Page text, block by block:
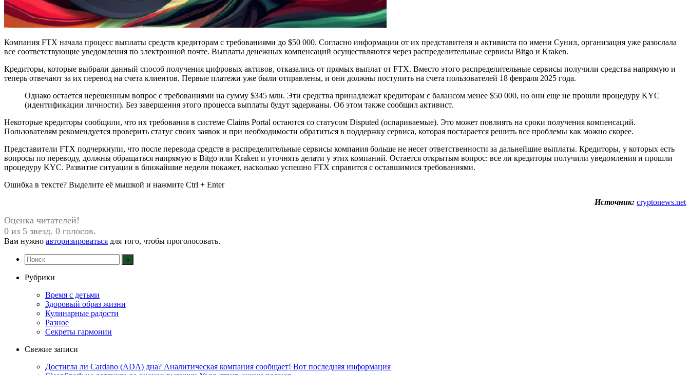
Компания FTX начала процесс выплаты средств кредиторам с требованиями до $50 000. Согласно информации от их представителя и активиста по имени Сунил, организация уже разослала
все соответствующие уведомления по электронной почте. Выплаты денежных компенсаций осуществляются через распределительные сервисы Bitgo и Kraken.
Кредиторы, которые выбрали данный способ получения цифровых активов, отказались от прямых выплат от FTX. Вместо этого распределительные сервисы получили средства напрямую и
теперь отвечают за их перевод на счета клиентов. Первые платежи уже были отправлены, и они должны поступить на счета пользователей 18 февраля 2025 года.
Однако остается нерешенным вопрос с требованиями на сумму $345 млн. Эти средства принадлежат кредиторам с балансом менее $50 000, но они еще не прошли процедуру KYC
(идентификации личности). Без завершения этого процесса выплаты будут задержаны. Об этом также сообщил активист.
Некоторые кредиторы сообщили, что их требования в системе Claims Portal остаются со статусом Disputed (оспариваемые). Это может повлиять на сроки получения компенсаций.
Пользователям рекомендуется проверить статус своих заявок и при необходимости обратиться в поддержку сервиса, которая постарается решить все проблемы как можно скорее.
Представители FTX подчеркнули, что после перевода средств в распределительные сервисы компания больше не несет ответственности за дальнейшие выплаты. Кредиторы, у которых есть
вопросы по переводу, должны обращаться напрямую в Bitgo или Kraken и уточнять делати у этих компаний. Остается открытым вопрос: все ли кредиторы получили уведомления и прошли
процедуру KYC. Развитие ситуации в ближайшие недели покажет, насколько успешно FTX справится с оставшимися требованиями.
Ошибка в тексте? Выделите её мышкой и нажмите Ctrl + Enter
Источник: cryptonews.net
Оценка читателей!
0 из 5 звезд. 0 голосов.
Вам нужно авторизироваться для того, чтобы проголосовать.
Рубрики
Время с детьми
Здоровый образ жизни
Кулинарные радости
Разное
Секреты гармонии
Свежие записи
Достигла ли Cardano (ADA) дна? Аналитическая компания сообщает! Вот последняя информация